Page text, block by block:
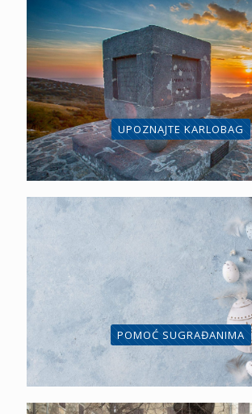
UPOZNAJTE KARLOBAG
POMOĆ SUGRAĐANIMA